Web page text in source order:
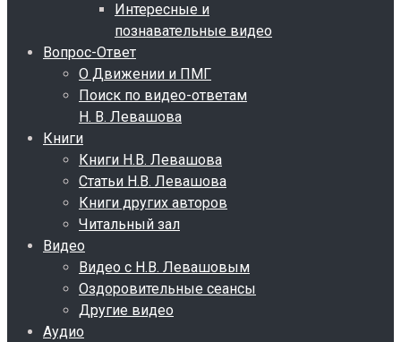
Интересные и
познавательные видео
Вопрос-Ответ
О Движении и ПМГ
Поиск по видео-ответам
Н. В. Левашова
Книги
Книги Н.В. Левашова
Статьи Н.В. Левашова
Книги других авторов
Читальный зал
Видео
Видео с Н.В. Левашовым
Оздоровительные сеансы
Другие видео
Аудио